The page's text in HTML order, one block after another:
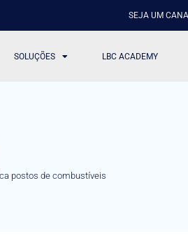
SEJA UM
SOLUÇÕES LBC ACADEMY
postos de combustíveis